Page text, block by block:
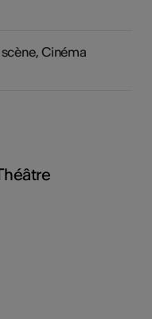
, Cinéma